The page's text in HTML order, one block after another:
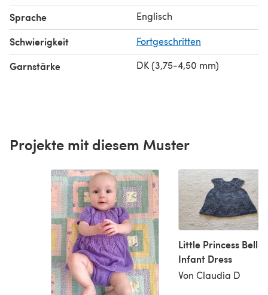
Sprache Englisch
Schwierigkeit Fortgeschritten
Garnstärke DK (3,75-4,50 mm)
Projekte mit diesem Muster
Little Princess Bella
Infant Dress
Von Claudia D